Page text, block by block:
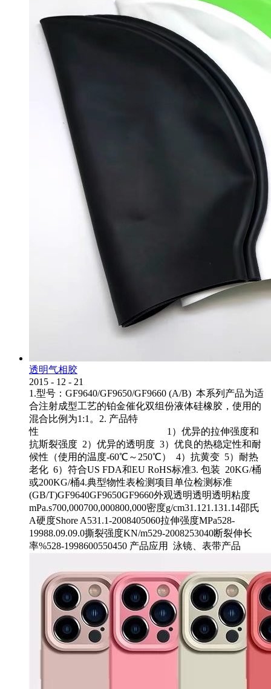
透明气相胶
2015 - 12 - 21
1.型号：GF9640/GF9650/GF9660 (A/B) 本系列产品为适
合注射成型工艺的铂金催化双组份液体硅橡胶，使用的
混合比例为1:1。2. 产品特
性 1）优异的拉伸强度和
抗斯裂强度 2）优异的透明度 3）优良的热稳定性和耐
候性（使用的温度-60℃～250℃） 4）抗黄变 5）耐热
老化 6）符合US FDA和EU RoHS标准3. 包装 20KG/桶
或200KG/桶4.典型物性表检测项目单位检测标准
(GB/T)GF9640GF9650GF9660外观透明透明透明粘度
mPa.s700,000700,000800,000密度g/cm31.121.131.14邵氏
A硬度Shore A531.1-2008405060拉伸强度MPa528-
19988.09.09.0撕裂强度KN/m529-2008253040断裂伸长
率%528-1998600550450 产品应用 泳镜、表带产品